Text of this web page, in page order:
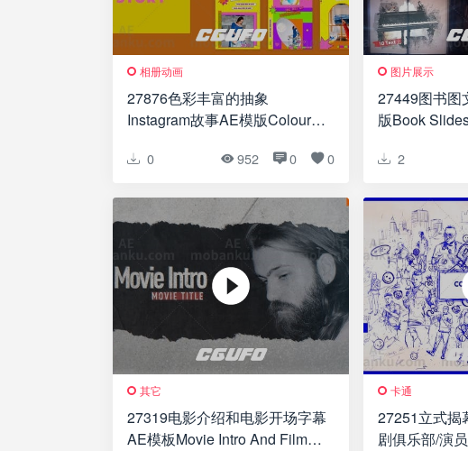
相册动画
27876色彩丰富的抽象
Instagram故事AE模版Colourful
0 952 0 0
图片展示
27449图书图
版Book
2
其它
27319电影介绍和电影开场字幕
AE模板Movie Intro And Film
卡通
27251立式揭
剧俱乐部/演